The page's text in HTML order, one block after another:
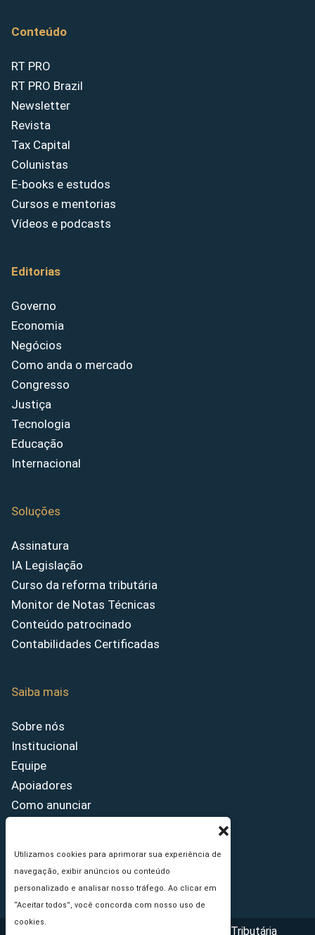
Utilizamos cookies para aprimorar sua experiência de
navegação, exibir anúncios ou conteúdo
personalizado e analisar nosso tráfego. Ao clicar em
“Aceitar todos”, você concorda com nosso uso de
cookies.
Conteúdo
RT PRO
RT PRO Brazil
Newsletter
Revista
Tax Capital
Colunistas
E-books e estudos
Cursos e mentorias
Vídeos e podcasts
Editorias
Governo
Economia
Negócios
Como anda o mercado
Congresso
Justiça
Tecnologia
Educação
Internacional
Soluções
Assinatura
IA Legislação
Curso da reforma tributária
Monitor de Notas Técnicas
Conteúdo patrocinado
Contabilidades Certificadas
Saiba mais
Sobre nós
Institucional
Equipe
Apoiadores
Como anunciar
Princípios Editoriais
Copyright © 2026 - Portal da Reforma Tributária